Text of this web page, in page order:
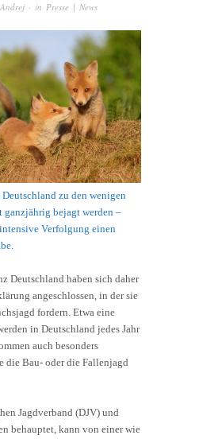
Andrej · in Presse | News
zu den wenigen
ganzjährig bejagt werden –
Verfolgung einen
Deutschland haben sich daher
angeschlossen, in der sie
fordern. Etwa eine
in Deutschland jedes Jahr
auch besonders
die Bau- oder die Fallenjagd
Jagdverband (DJV) und
behauptet, kann von einer wie